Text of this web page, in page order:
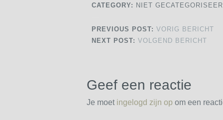
CATEGORY: NIET
PREVIOUS POST: VORIG BERICHT
NEXT POST: VOLGEND BERICHT
Geef een reactie
Je moet ingelogd zijn op om een